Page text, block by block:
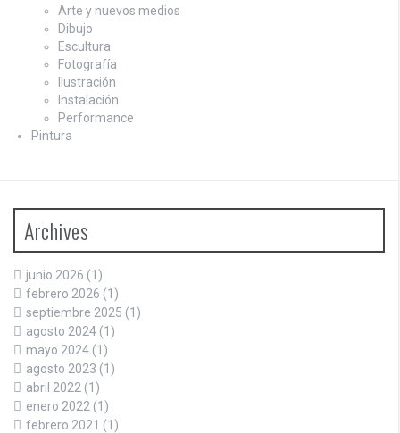
Arte y nuevos medios
Dibujo
Escultura
Fotografía
Ilustración
Instalación
Performance
Pintura
Archives
junio 2026 (1)
febrero 2026 (1)
septiembre 2025 (1)
agosto 2024 (1)
mayo 2024 (1)
agosto 2023 (1)
abril 2022 (1)
enero 2022 (1)
febrero 2021 (1)